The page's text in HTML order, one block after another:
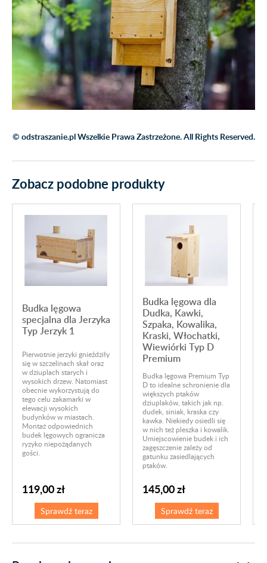
© odstraszanie.pl Wszelkie Prawa Zastrzeżone. All Rights Reserved.
Zobacz podobne produkty
Budka lęgowa
specjalna dla Jerzyka
Typ Jerzyk 1
Pierwotnie jerzyki gnieździły
się w szczelinach skał oraz
w dziuplach starych i
wysokich drzew. Natomiast
obecnie wykorzystują do
tego celu zakamarki w
elewacji wysokich
budynków w miastach.
Montaż odpowiednich
budek lęgowych ogranicza
ryzyko niepożądanych
gości.
119,00 zł
Sprawdź teraz
Budka lęgowa dla
Dudka, Kawki,
Szpaka, Kowalika,
Kraski, Włochatki,
Wiewiórki Typ D
Premium
Budka lęgowa Premium Typ
D to idealne schronienie dla
większych ptaków
dziuplaków, takich jak np.
dudek, siniak, kraska czy
kawka. Niekiedy osiedli się
w nich też pleszka i kowalik.
Umiejscowienie budek i ich
zagęszczenie zależy od
gatunku zasiedlających
ptaków.
145,00 zł
Sprawdź teraz